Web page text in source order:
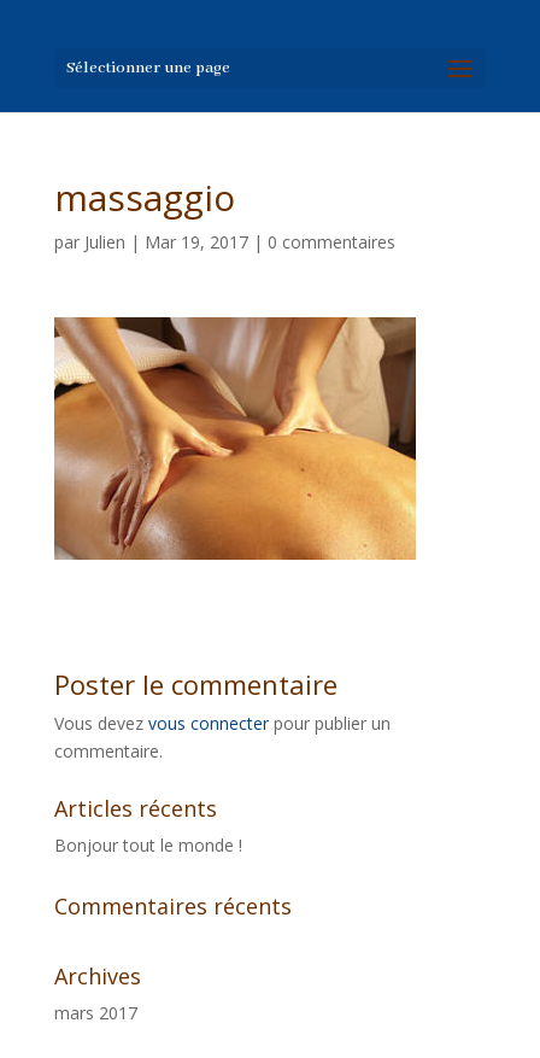
Sélectionner une page
massaggio
par Julien | Mar 19, 2017| 0 commentaires
Poster le commentaire
Vous devez vous connecterpour publier un
commentaire.
Articles récents
Bonjour tout le monde !
Commentaires récents
Archives
mars 2017